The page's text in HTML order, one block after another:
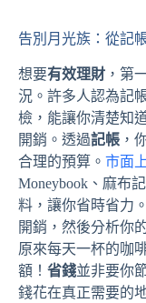
告別月光族：從記
想要有效理財 ，第
況。許多人認為記
檢，能讓你清楚知
開銷。透過記帳 ，
合理的預算。 市面
Moneybook、麻布
料，讓你省時省力
開銷，然後分析你
原來每天一杯的咖
額！ 省錢並非要你
錢花在真正需要的